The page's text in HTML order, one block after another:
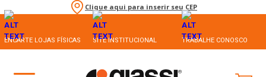
Clique aqui para inserir seu CEP
ENCARTE LOJAS FÍSICAS SITE INSTITUCIONAL TRABALHE CONOSCO